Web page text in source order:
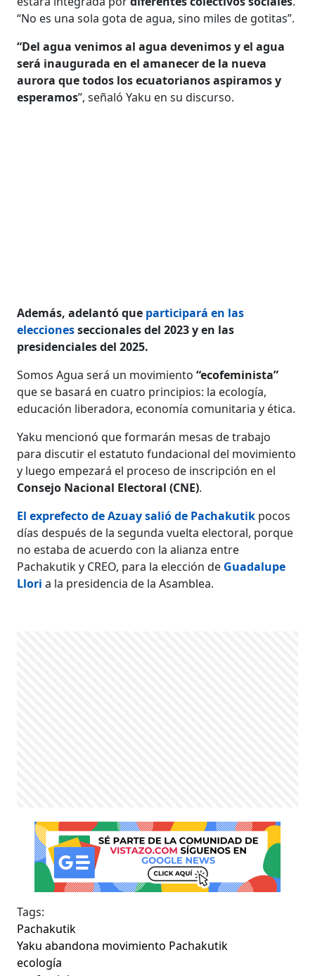
“No es una sola gota de agua, sino miles de gotitas”.
“Del agua venimos al agua devenimos y el agua
será inaugurada en el amanecer de la nueva
aurora que todos los ecuatorianos aspiramos y
esperamos”, señaló Yaku en su discurso.
Además, adelantó que participará en las
eleccionesseccionales del 2023 y en las
presidenciales del 2025.
Somos Agua será un movimiento“ecofeminista”
que se basará en cuatro principios: la ecología,
educación liberadora, economía comunitaria y ética.
Yaku mencionó que formarán mesas de trabajo
para discutir el estatuto fundacional del movimiento
y luego empezará el proceso de inscripción en el
Consejo Nacional Electoral (CNE).
El exprefecto de Azuay salió de Pachakutik pocos
días después de la segunda vuelta electoral, porque
no estaba de acuerdo con la alianza entre
Pachakutik y CREO, para la elección de Guadalupe
Lloria la presidencia de la Asamblea.
Tags:
Pachakutik
Yaku abandona movimiento Pachakutik
ecología